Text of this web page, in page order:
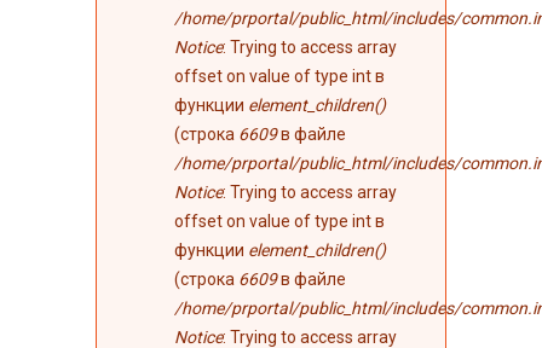
/home/prportal/public_html/includes/
Notice: Trying to access array
offset on value of type int в
функции element_children()
(строка 6609в файле
/home/prportal/public_html/includes/
Notice: Trying to access array
offset on value of type int в
функции element_children()
(строка 6609в файле
/home/prportal/public_html/includes/
Notice: Trying to access array